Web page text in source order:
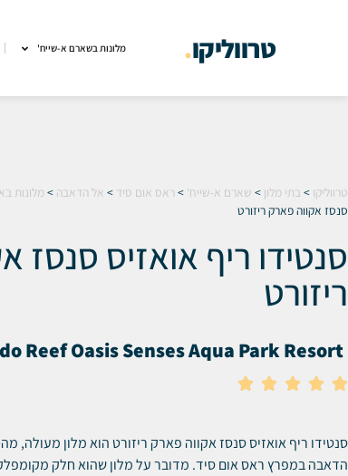
טרווליקו. מלונות בשארם א-שייח'
טרווליקו > בתי מלון > שארם א-שייח' > ראס אום סיד > אל הדאבה > מלונות
סנסז אקווה פארק ריזורט
סנטידו ריף אואזיס סנסז
ריזורט
Reef Oasis Senses Aqua Park Resort





סנטידו ריף אואזיס סנסז אקווה פארק ריזורט הוא מלון מעולה,
הדאבה במפרץ ראס אום סיד. מדובר על מלון שהוא חלק